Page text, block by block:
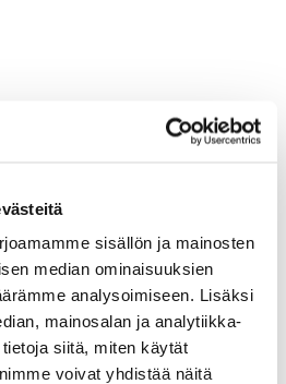
sisällön ja mainosten
median ominaisuuksien
analysoimiseen. Lisäksi
mainosalan ja analytiikka-
siitä, miten käytät
voivat yhdistää näitä